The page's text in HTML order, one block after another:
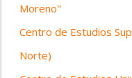
Moreno"
Centro de Estudios
Norte)